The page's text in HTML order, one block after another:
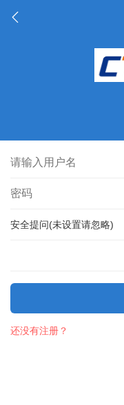
安全提问(未设置请忽略)
还没有注册？